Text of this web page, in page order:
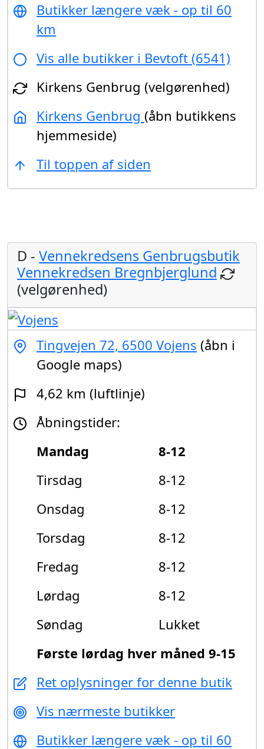
Butikker længere væk - op til 60
km
Vis alle butikker i Bevtoft (6541)
Kirkens Genbrug (velgørenhed)
Kirkens Genbrug (åbn butikkens
hjemmeside)
Til toppen af siden
D - Vennekredsens Genbrugsbutik
Vennekredsen Bregnbjerglund
(velgørenhed)
Tingvejen 72, 6500 Vojens (åbn i
Google maps)
4,62 km (luftlinje)
Åbningstider:
Mandag
8-12
Tirsdag
8-12
Onsdag
8-12
Torsdag
8-12
Fredag
8-12
Lørdag
8-12
Søndag
Lukket
Første lørdag hver måned 9-15
Ret oplysninger for denne butik
Vis nærmeste butikker
Butikker længere væk - op til 60